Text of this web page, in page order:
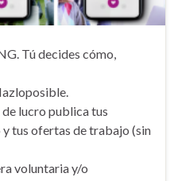
Tú decides cómo,
de lucro publica tus
tus ofertas de trabajo (sin
voluntaria y/o